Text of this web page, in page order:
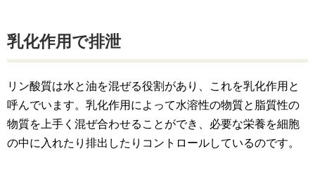
乳化作用で排泄
リン酸質は水と油を混ぜる役割があり、これを乳化作用と
呼んでいます。乳化作用によって水溶性の物質と脂質性の
物質を上手く混ぜ合わせることができ、必要な栄養を細胞
の中に入れたり排出したりコントロールしているのです。